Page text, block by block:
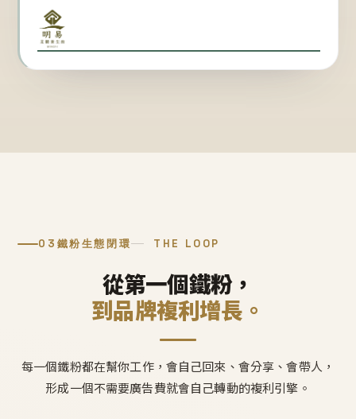
03 鐵粉生態閉環 THE LOOP
從第一個鐵粉，
到品牌複利增長。
每一個鐵粉都在幫你工作，會自己回來、會分享、會帶人，
形成一個不需要廣告費就會自己轉動的複利引擎。